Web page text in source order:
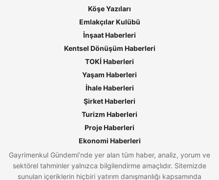
Köşe Yazıları
Emlakçılar Kulübü
İnşaat Haberleri
Kentsel Dönüşüm Haberleri
TOKİ Haberleri
Yaşam Haberleri
İhale Haberleri
Şirket Haberleri
Turizm Haberleri
Proje Haberleri
Ekonomi Haberleri
Gayrimenkul Gündemi’nde yer alan tüm haber, analiz, yorum ve
sektörel tahminler yalnızca bilgilendirme amaçlıdır. Sitemizde
sunulan içeriklerin hiçbiri yatırım danışmanlığı kapsamında